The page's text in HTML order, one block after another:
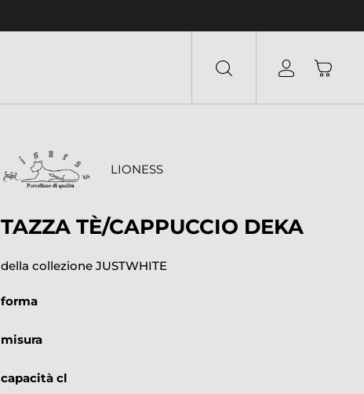
LIONESS
TAZZA TÈ/CAPPUCCIO DEKA
della collezione JUSTWHITE
forma
misura
capacità cl